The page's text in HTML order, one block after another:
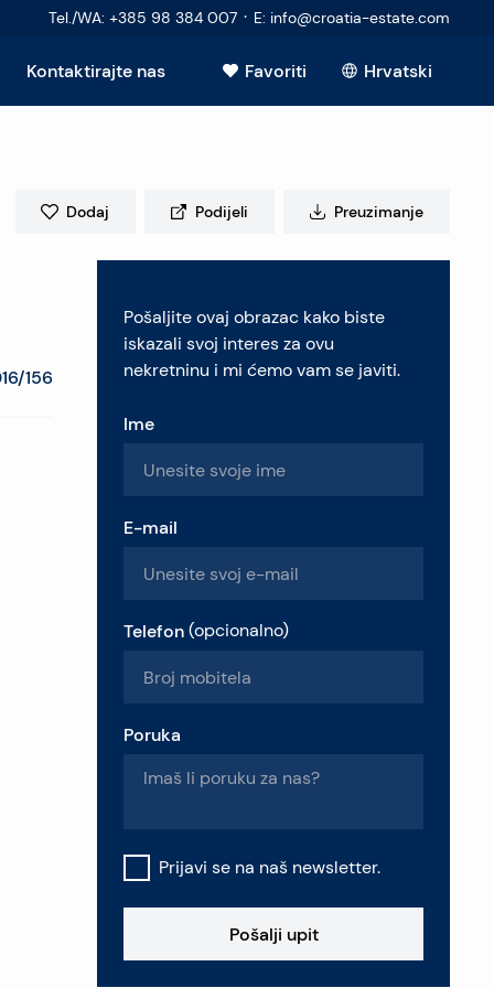
Tel./WA: +385 98 384 007 · E: info@croatia-estate.com
Kontaktirajte nas Favoriti Hrvatski
Vidi sve
156
Dodaj Podijeli Preuzimanje
Pošaljite ovaj obrazac kako biste
iskazali svoj interes za ovu
nekretninu i mi ćemo vam se javiti.
Ime
E-mail
Telefon (opcionalno)
Poruka
Prijavi se na naš newsletter.
Pošalji upit